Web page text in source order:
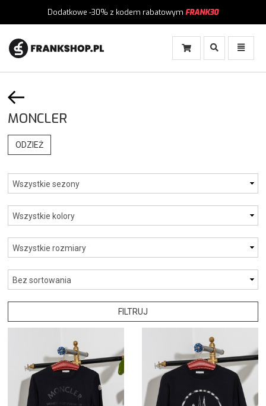
Dodatkowe -30% z kodem rabatowym FRANK30
Włącz
Menu
Włącz
Wyszukiwanie
MONCLER
ODZIEŻ
FILTRUJ